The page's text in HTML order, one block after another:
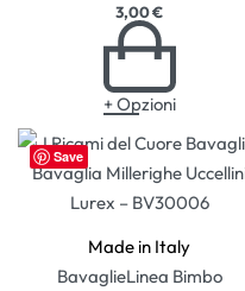
3,00€
+ Opzioni
Save
Made in Italy
BavaglieLinea Bimbo